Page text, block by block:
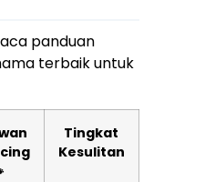
panduan
terbaik untuk
Tingkat
Kesulitan